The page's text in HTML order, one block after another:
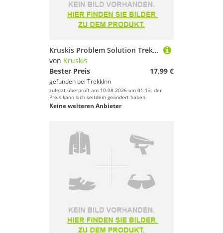
Kruskis Problem Solution Trek Short Sleeve T-shirt Schwarz S Frau
von Kruskis
Bester Preis
17,99 €
gefunden bei TrekkInn
zuletzt überprüft am 10.08.2026 um 01:13; der
Preis kann sich seitdem geändert haben.
Keine weiteren Anbieter